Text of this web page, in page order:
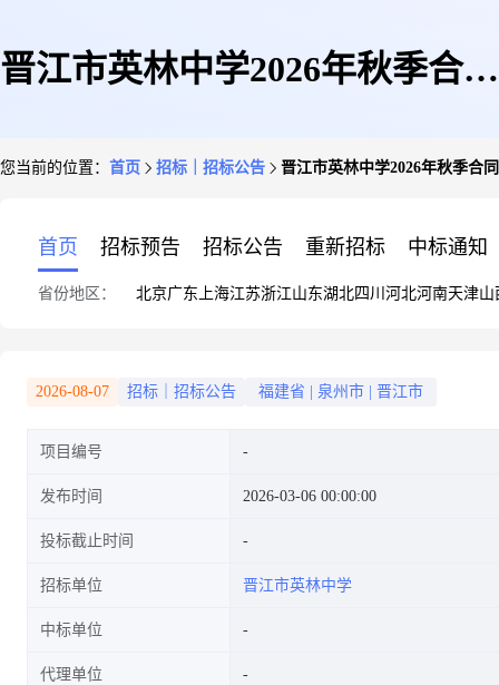
晋江市英林中学2026年秋季合同
您当前的位置： 首页 招标｜招标公告 晋江市英林中学2026年秋季合
首页 招标预告 招标公告 重新招标 中标通知
省份地区： 北京广东 上海江苏浙江山东湖北四川 河北河南天津山
2026-08-07 招标｜招标公告 福建省 泉州市 晋江市
项目编号
发布时间 2026-03-06 00:00:00
投标截止时间
招标单位 晋江市英林中学
中标单位
代理单位